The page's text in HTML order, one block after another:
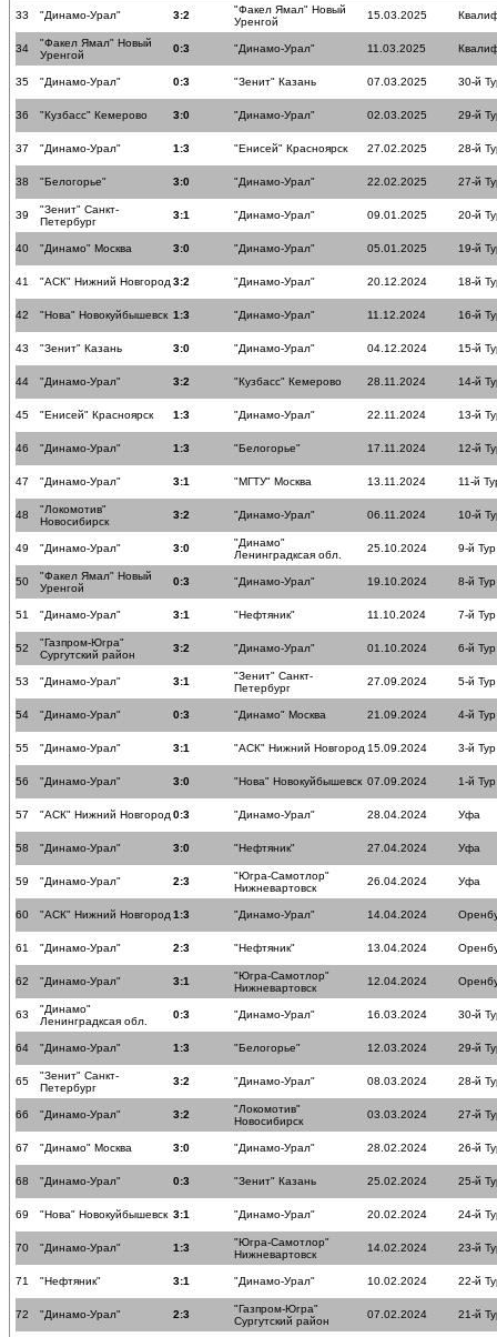
33 "Динамо-Урал" 3:2
"Факел Ямал" Новый
Уренгой
15.03.2025
34
"Факел Ямал" Новый
Уренгой
0:3 "Динамо-Урал" 11.03.2025
35 "Динамо-Урал" 0:3 "Зенит" Казань 07.03.2025 30-й
36 "Кузбасс" Кемерово 3:0 "Динамо-Урал" 02.03.2025 29-й
37 "Динамо-Урал" 1:3 "Енисей" Красноярск 27.02.2025 28-й
38 "Белогорье" 3:0 "Динамо-Урал" 22.02.2025 27-й
39
"Зенит" Санкт-
Петербург
3:1 "Динамо-Урал" 09.01.2025 20-й
40 "Динамо" Москва 3:0 "Динамо-Урал" 05.01.2025 19-й
41 "АСК" Нижний Новгород 3:2 "Динамо-Урал" 20.12.2024 18-й
42 "Нова" Новокуйбышевск 1:3 "Динамо-Урал" 11.12.2024 16-й
43 "Зенит" Казань 3:0 "Динамо-Урал" 04.12.2024 15-й
44 "Динамо-Урал" 3:2 "Кузбасс" Кемерово 28.11.2024 14-й
45 "Енисей" Красноярск 1:3 "Динамо-Урал" 22.11.2024 13-й
46 "Динамо-Урал" 1:3 "Белогорье" 17.11.2024 12-й
47 "Динамо-Урал" 3:1 "МГТУ" Москва 13.11.2024 11-й
48
"Локомотив"
Новосибирск
3:2 "Динамо-Урал" 06.11.2024 10-й
49 "Динамо-Урал" 3:0
"Динамо"
Ленинградксая обл.
25.10.2024 9-й Тур
50
"Факел Ямал" Новый
Уренгой
0:3 "Динамо-Урал" 19.10.2024 8-й Тур
51 "Динамо-Урал" 3:1 "Нефтяник" 11.10.2024 7-й Тур
52
"Газпром-Югра"
Сургутский район
3:2 "Динамо-Урал" 01.10.2024 6-й Тур
53 "Динамо-Урал" 3:1
"Зенит" Санкт-
Петербург
27.09.2024 5-й Тур
54 "Динамо-Урал" 0:3 "Динамо" Москва 21.09.2024 4-й Тур
55 "Динамо-Урал" 3:1 "АСК" Нижний Новгород 15.09.2024 3-й Тур
56 "Динамо-Урал" 3:0 "Нова" Новокуйбышевск 07.09.2024 1-й Тур
57 "АСК" Нижний Новгород 0:3 "Динамо-Урал" 28.04.2024 Уфа
58 "Динамо-Урал" 3:0 "Нефтяник" 27.04.2024 Уфа
59 "Динамо-Урал" 2:3
"Югра-Самотлор"
Нижневартовск
26.04.2024 Уфа
60 "АСК" Нижний Новгород 1:3 "Динамо-Урал" 14.04.2024
61 "Динамо-Урал" 2:3 "Нефтяник" 13.04.2024
62 "Динамо-Урал" 3:1
"Югра-Самотлор"
Нижневартовск
12.04.2024
63
"Динамо"
Ленинградксая обл.
0:3 "Динамо-Урал" 16.03.2024 30-й
64 "Динамо-Урал" 1:3 "Белогорье" 12.03.2024 29-й
65
"Зенит" Санкт-
Петербург
3:2 "Динамо-Урал" 08.03.2024 28-й
66 "Динамо-Урал" 3:2
"Локомотив"
Новосибирск
03.03.2024 27-й
67 "Динамо" Москва 3:0 "Динамо-Урал" 28.02.2024 26-й
68 "Динамо-Урал" 0:3 "Зенит" Казань 25.02.2024 25-й
69 "Нова" Новокуйбышевск 3:1 "Динамо-Урал" 20.02.2024 24-й
70 "Динамо-Урал" 1:3
"Югра-Самотлор"
Нижневартовск
14.02.2024 23-й
71 "Нефтяник" 3:1 "Динамо-Урал" 10.02.2024 22-й
72 "Динамо-Урал" 2:3
"Газпром-Югра"
Сургутский район
07.02.2024 21-й